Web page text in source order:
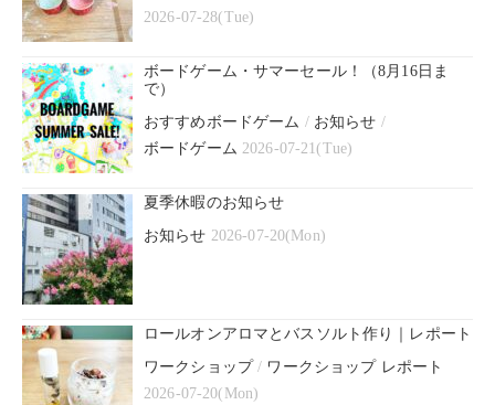
2026-07-28(Tue)
ボードゲーム・サマーセール！（8月16日ま
で）
おすすめボードゲーム / お知らせ /
ボードゲーム 2026-07-21(Tue)
夏季休暇のお知らせ
お知らせ 2026-07-20(Mon)
ロールオンアロマとバスソルト作り｜レポート
ワークショップ/ ワークショップ レポート
2026-07-20(Mon)